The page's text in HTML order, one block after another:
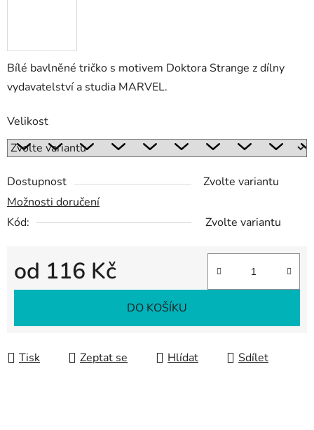
Bílé bavlněné tričko s motivem Doktora Strange z dílny
vydavatelství a studia MARVEL.
Velikost
Dostupnost
Zvolte variantu
Možnosti doručení
Kód:
Zvolte variantu
od 116 Kč
Měrná cena:
DO KOŠÍKU
Tisk Zeptat se Hlídat Sdílet